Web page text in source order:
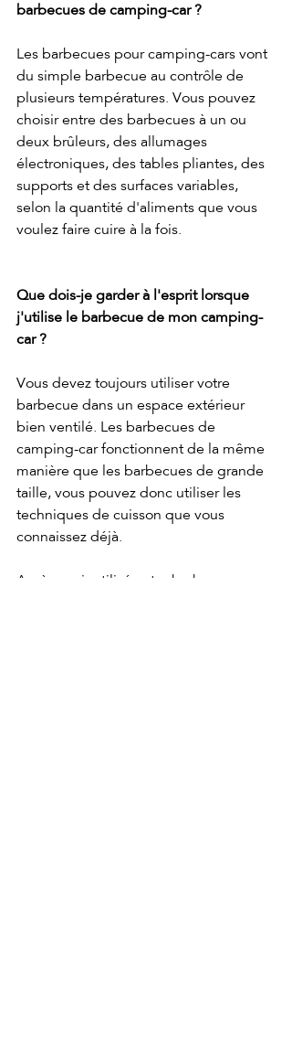
barbecues de camping-car ?
Les barbecues pour camping-cars vont
du simple barbecue au contrôle de
plusieurs températures. Vous pouvez
choisir entre des barbecues à un ou
deux brûleurs, des allumages
électroniques, des tables pliantes, des
supports et des surfaces variables,
selon la quantité d'aliments que vous
voulez faire cuire à la fois.
Que dois-je garder à l'esprit lorsque
j'utilise le barbecue de mon camping-
car ?
Vous devez toujours utiliser votre
barbecue dans un espace extérieur
bien ventilé. Les barbecues de
camping-car fonctionnent de la même
manière que les barbecues de grande
taille, vous pouvez donc utiliser les
techniques de cuisson que vous
connaissez déjà.
Après avoir utilisé votre barbecue,